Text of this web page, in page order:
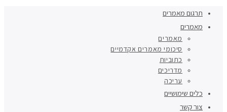
תרגום מאמרים
מאמרים
מאמרים
סיכומי מאמרים אקדמיים
כתוביות
מדריכים
עריכה
כלים שימושיים
צור קשר